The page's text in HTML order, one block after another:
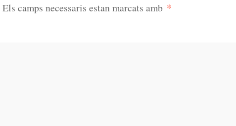
Els camps necessaris estan marcats amb *